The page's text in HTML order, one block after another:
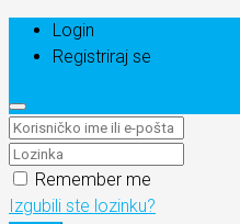
Login
Registriraj se
Remember me
Izgubili ste lozinku?